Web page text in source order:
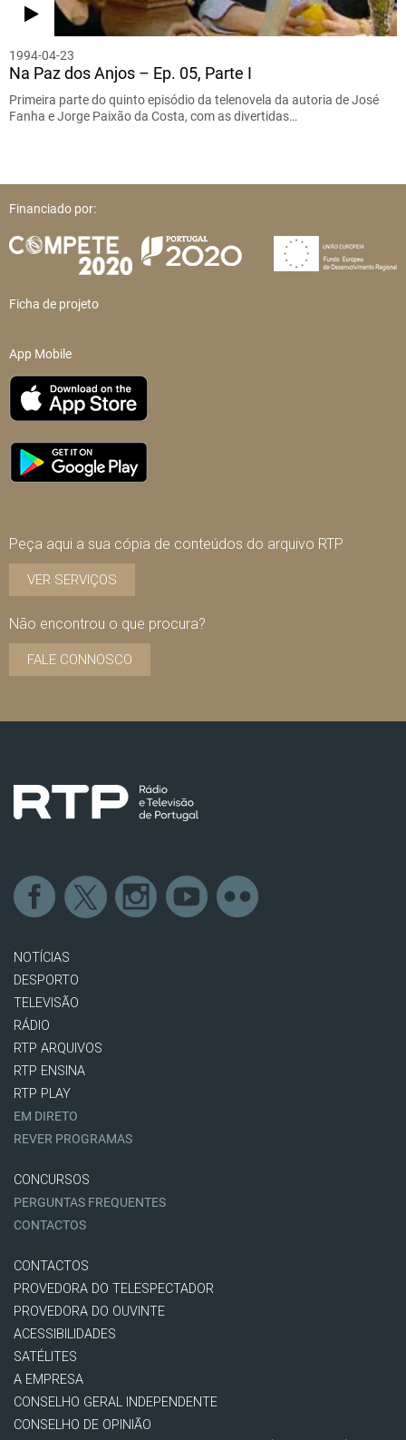
1994-04-23
Na Paz dos Anjos – Ep. 05, Parte I
Primeira parte do quinto episódio da telenovela da autoria de José
Fanha e Jorge Paixão da Costa, com as divertidas…
Financiado por:
Ficha de projeto
App Mobile
Peça aqui a sua cópia de conteúdos do arquivo RTP
VER SERVIÇOS
Não encontrou o que procura?
FALE CONNOSCO
NOTÍCIAS
DESPORTO
TELEVISÃO
RÁDIO
RTP ARQUIVOS
RTP ENSINA
RTP PLAY
EM DIRETO
REVER PROGRAMAS
CONCURSOS
PERGUNTAS FREQUENTES
CONTACTOS
CONTACTOS
PROVEDORA DO TELESPECTADOR
PROVEDORA DO OUVINTE
ACESSIBILIDADES
SATÉLITES
A EMPRESA
CONSELHO GERAL INDEPENDENTE
CONSELHO DE OPINIÃO